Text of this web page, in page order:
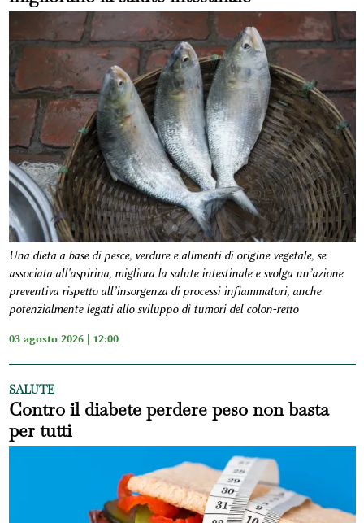
Una dieta a base di pesce, verdure e alimenti di origine vegetale, se
associata all'aspirina, migliora la salute intestinale e svolga un’azione
preventiva rispetto all’insorgenza di processi infiammatori, anche
potenzialmente legati allo sviluppo di tumori del colon-retto
03 agosto 2026 | 12:00
SALUTE
Contro il diabete perdere peso non basta
per tutti